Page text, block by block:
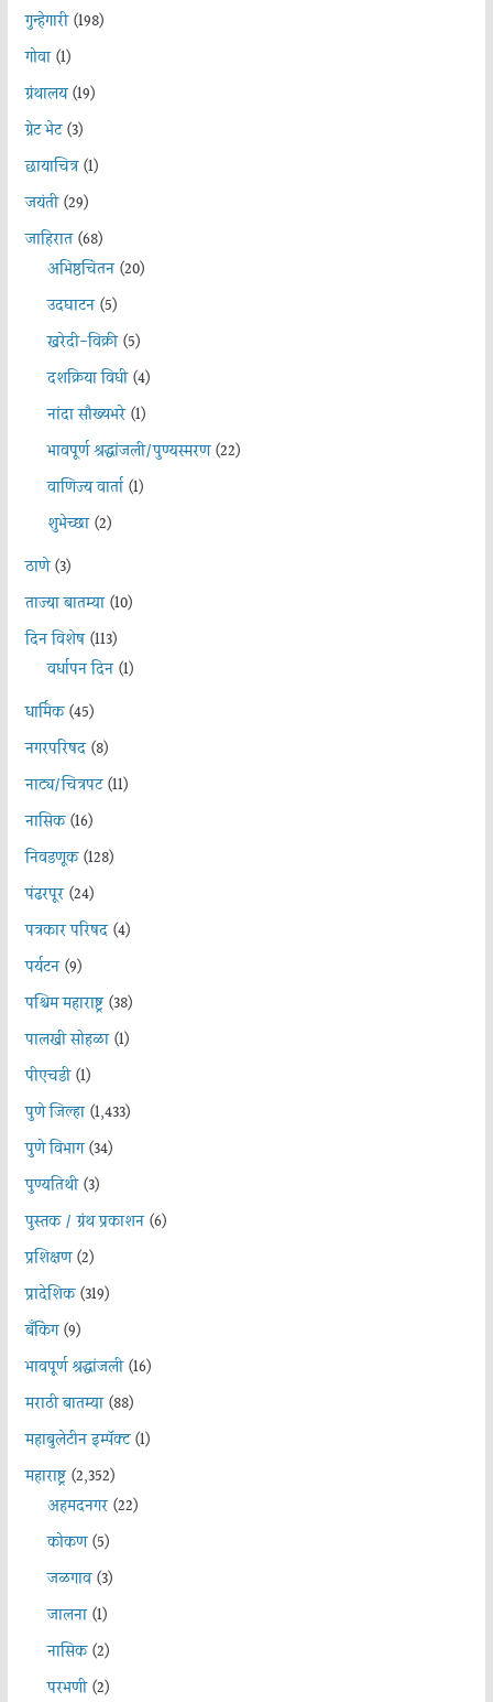
गुन्हेगारी(198)
गोवा(1)
ग्रंथालय(19)
ग्रेट भेट(3)
छायाचित्र(1)
जयंती(29)
जाहिरात(68)
अभिष्ठचिंतन(20)
उदघाटन(5)
खरेदी-विक्री(5)
दशक्रिया विधी(4)
नांदा सौख्यभरे(1)
भावपूर्ण श्रद्धांजली/पुण्यस्मरण(22)
वाणिज्य वार्ता(1)
शुभेच्छा(2)
ठाणे(3)
ताज्या बातम्या(10)
दिन विशेष(113)
वर्धापन दिन(1)
धार्मिक(45)
नगरपरिषद(8)
नाट्य/चित्रपट(11)
नासिक(16)
निवडणूक(128)
पंढरपूर(24)
पत्रकार परिषद(4)
पर्यटन(9)
पश्चिम महाराष्ट्र(38)
पालखी सोहळा(1)
पीएचडी(1)
पुणे जिल्हा(1,433)
पुणे विभाग(34)
पुण्यतिथी(3)
पुस्तक / ग्रंथ प्रकाशन(6)
प्रशिक्षण(2)
प्रादेशिक(319)
बँकिंग(9)
भावपूर्ण श्रद्धांजली(16)
मराठी बातम्या(88)
महाबुलेटीन इम्पॅक्ट(1)
महाराष्ट्र(2,352)
अहमदनगर(22)
कोकण(5)
जळगाव(3)
जालना(1)
नासिक(2)
परभणी(2)